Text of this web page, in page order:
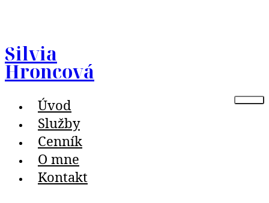
Silvia
Hroncová
Úvod
Služby
Cenník
O mne
Kontakt